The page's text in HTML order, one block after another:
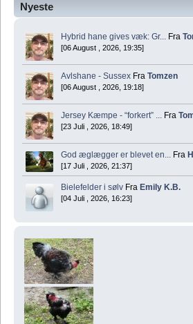
Nyeste
Hybrid hane gives væk: Gr... Fra
[06 August , 2026, 19:35]
Avlshane - Sussex Fra Tomzen
[06 August , 2026, 19:18]
Jersey Kæmpe - “forkert” ... Fra
[23 Juli , 2026, 18:49]
God æglægger er blevet en... Fra
[17 Juli , 2026, 21:37]
Bielefelder i sølv Fra Emily K.B.
[04 Juli , 2026, 16:23]